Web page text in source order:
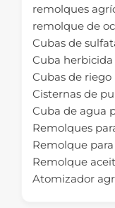
remolques
remolque de
Cubas de
Cuba herbicida
Cubas de riego
Cisternas de
Cuba de agua
Remolques
Remolque
Remolque
Atomizador